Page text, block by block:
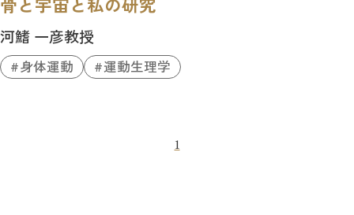
河鰭 一彦教授
身体運動 運動生理学
1